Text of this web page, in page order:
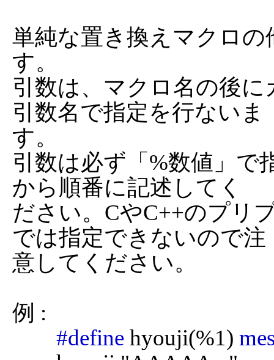
単純な置き換えマクロ
す。
引数は、マクロ名の後
引数名で指定を行ないま
す。
引数は必ず「%数値」で
から順番に記述してく
ださい。CやC++のプリ
では指定できないので注
意してください。
例 :
#define hyouji(%1)